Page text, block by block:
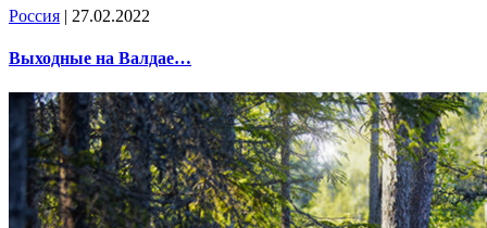
Россия | 27.02.2022
Выходные на Валдае…